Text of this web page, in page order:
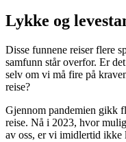
Lykke og
Disse funnene reiser flere
samfunn står overfor. Er
selv om vi må fire på
reise?
Gjennom pandemien gikk
reise. Nå i 2023, hvor
av oss, er vi imidlertid